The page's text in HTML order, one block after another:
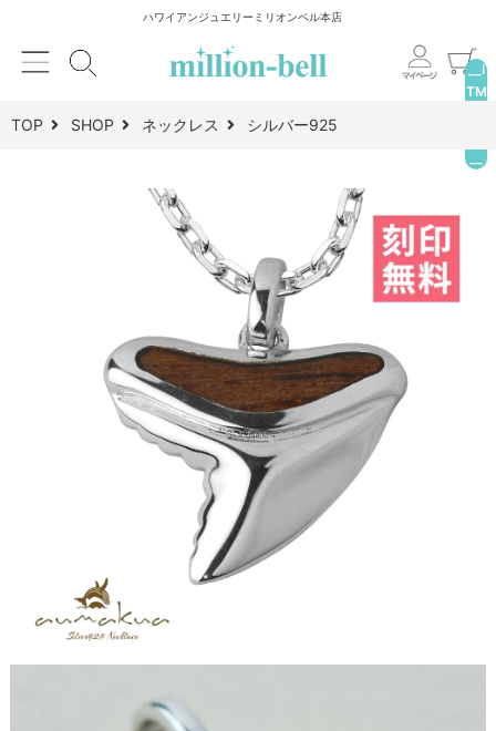
ハワイアンジュエリーミリオンベル本店
__I
TM
TOP SHOP ネックレス シルバー925